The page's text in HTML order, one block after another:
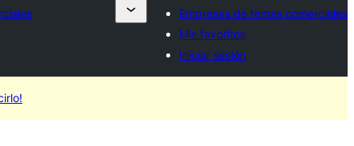
Empresas de temas comerciales
Mis favoritos
Iniciar sesión